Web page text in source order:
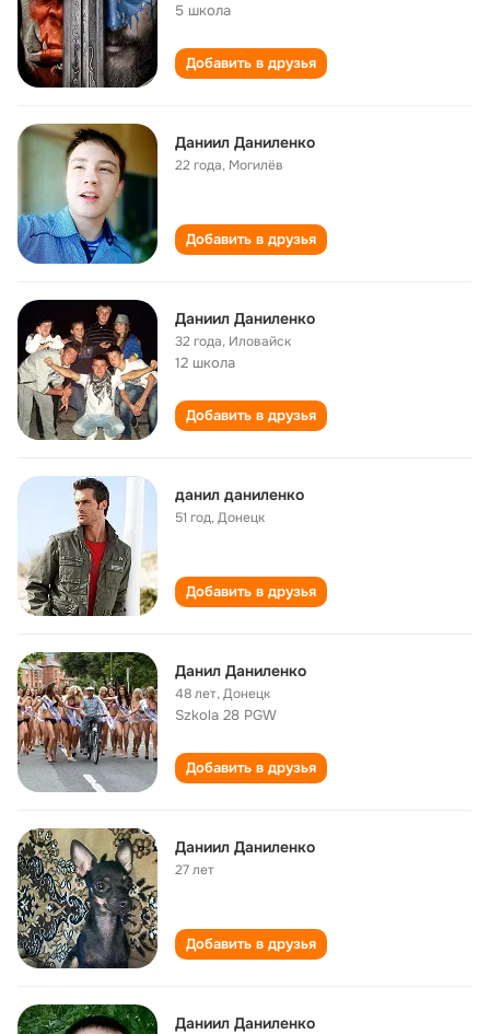
5 школа
Добавить в друзья
Даниил Даниленко
22 года, Могилёв
Добавить в друзья
Даниил Даниленко
32 года, Иловайск
12 школа
Добавить в друзья
данил даниленко
51 год,Донецк
Добавить в друзья
Данил Даниленко
48 лет,Донецк
Szkola 28 PGW
Добавить в друзья
Даниил Даниленко
27 лет
Добавить в друзья
Даниил Даниленко